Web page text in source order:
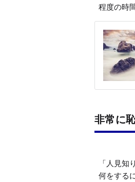
程度の時
非常に
「人見
何をする